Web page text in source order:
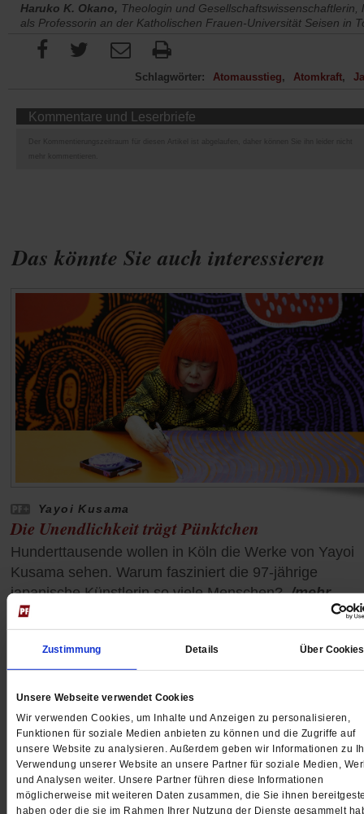
Zustimmung Details Über Cookies
Unsere Webseite verwendet Cookies
Wir verwenden Cookies, um Inhalte und Anzeigen zu personalisieren,
Funktionen für soziale Medien anbieten zu können und die Zugriffe auf
unsere Website zu analysieren. Außerdem geben wir Informationen zu
Verwendung unserer Website an unsere Partner für soziale Medien,
und Analysen weiter. Unsere Partner führen diese Informationen
möglicherweise mit weiteren Daten zusammen, die Sie ihnen
haben oder die sie im Rahmen Ihrer Nutzung der Dienste gesammelt
Das könnte Sie auch interessieren
Yayoi Kusama
Die Unendlichkeit trägt Pünktchen
Hunderttausende wollen in Köln die Werke von Yayoi
Kusama sehen. Warum fasziniert die 97-jährige
japanische Künstlerin so viele Menschen? /mehr
von
Haruko K. Okano, Theologin und Gesellschaftswissenschaftlerin,
als Professorin an der Katholischen Frauen-Universität Seisen in
Schlagwörter: Atomausstieg Atomkraft
Kommentare und Leserbriefe